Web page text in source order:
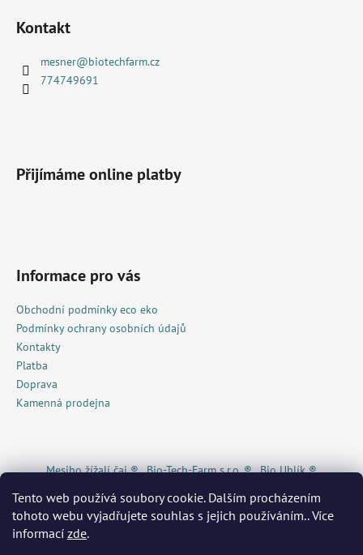
Tento web používá soubory cookie. Dalším procházením
tohoto webu vyjadřujete souhlas s jejich používáním.. Více
informací zde.
Kontakt
mesner@biotechfarm.cz
774749691
Přijímáme online platby
Informace pro vás
Obchodní podmínky eco eko
Podmínky ochrany osobních údajů
Kontakty
Platba
Doprava
Kamenná prodejna
Mesiho žížalí čaj ® Bio-Tech-Farm s.r.o. ® Bio Uhlík ®
Žížalí čaj ® / Eshop
MAS Krkonoše MilaVita ® WEDOS ®
Pojištění.cz
Invia® GECKOeco® Ekonákup ® biOrganica®
Econea ® Kurzy pro radost®